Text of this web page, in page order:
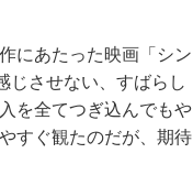
にあたった映画「シン
じさせない、すばらし
を全てつぎ込んでもや
すぐ観たのだが、期待